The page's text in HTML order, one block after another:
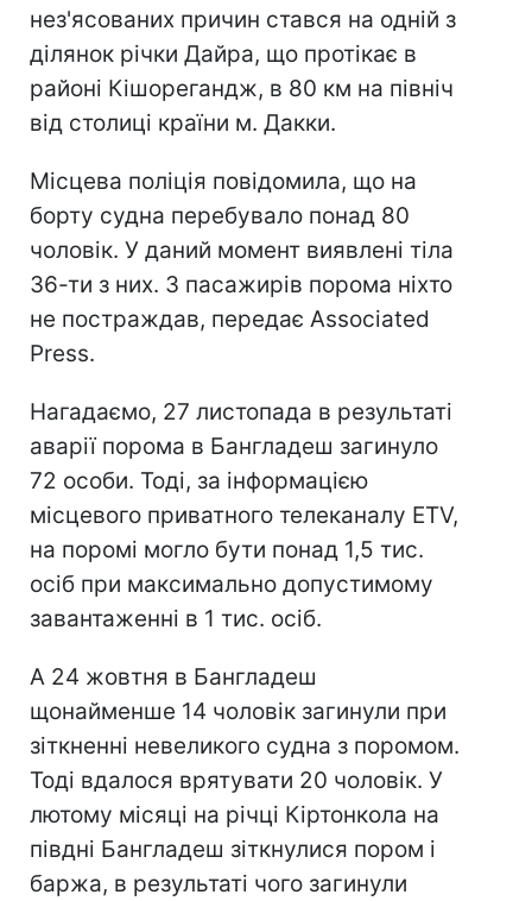
нез'ясованих причин стався на одній з
ділянок річки Дайра, що протікає в
районі Кішорегандж, в 80 км на північ
від столиці країни м. Дакки.
Місцева поліція повідомила, що на
борту судна перебувало понад 80
чоловік. У даний момент виявлені тіла
36-ти з них. З пасажирів порома ніхто
не постраждав, передає Associated
Press.
Нагадаємо, 27 листопада в результаті
аварії порома в Бангладеш загинуло
72 особи. Тоді, за інформацією
місцевого приватного телеканалу ETV,
на поромі могло бути понад 1,5 тис.
осіб при максимально допустимому
завантаженні в 1 тис. осіб.
А 24 жовтня в Бангладеш
щонайменше 14 чоловік загинули при
зіткненні невеликого судна з поромом.
Тоді вдалося врятувати 20 чоловік. У
лютому місяці на річці Кіртонкола на
півдні Бангладеш зіткнулися пором і
баржа, в результаті чого загинули